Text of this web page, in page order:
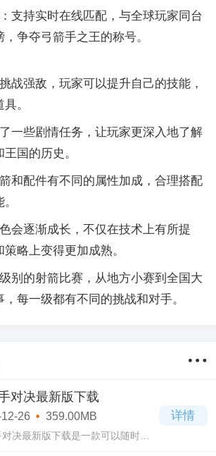
持实时在线匹配，与全球玩家同台
争夺弓箭手之王的称号。
强敌，玩家可以提升自己的技能，
。
些剧情任务，让玩家更深入地了解
国的历史。
配件有不同的属性加成，合理搭配
逐渐成长，不仅在技术上有所提
略上变得更加成熟。
的射箭比赛，从地方小赛到全国大
每一级都有不同的挑战和对手。
对决最新版下载
26 359.00MB
对决最新版下载是一款可以随时让
详情